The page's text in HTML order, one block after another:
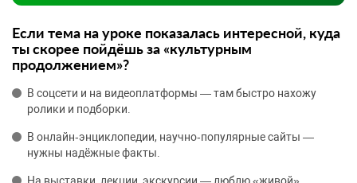
Если тема на уроке показалась интересной, куда
ты скорее пойдёшь за «культурным
продолжением»?
В соцсети и на видеоплатформы — там быстро нахожу
ролики и подборки.
В онлайн‑энциклопедии, научно‑популярные сайты —
нужны надёжные факты.